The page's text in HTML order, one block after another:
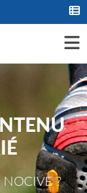
NOCIVE ?